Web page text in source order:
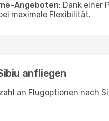
Angeboten: Dank einer
maximale Flexibilität.
anfliegen
an Flugoptionen nach